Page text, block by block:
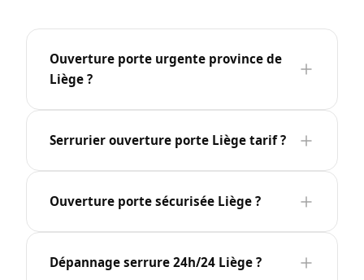
Ouverture porte urgente province de
Liège ?
Serrurier ouverture porte Liège tarif ?
Ouverture porte sécurisée Liège ?
Dépannage serrure 24h/24 Liège ?